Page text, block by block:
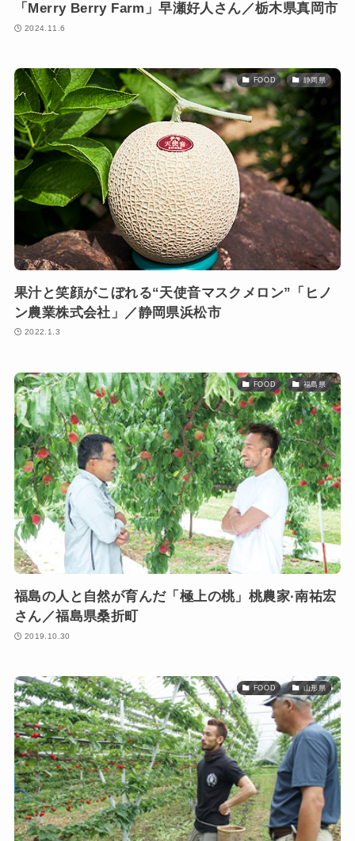
「Merry Berry Farm」早瀬好人さん／栃木県真岡市
2024.11.6
FOOD 静岡県
果汁と笑顔がこぼれる“天使音マスクメロン”「ヒノ
ン農業株式会社」／静岡県浜松市
2022.1.3
FOOD 福島県
福島の人と自然が育んだ「極上の桃」桃農家·南祐宏
さん／福島県桑折町
2019.10.30
FOOD 山形県